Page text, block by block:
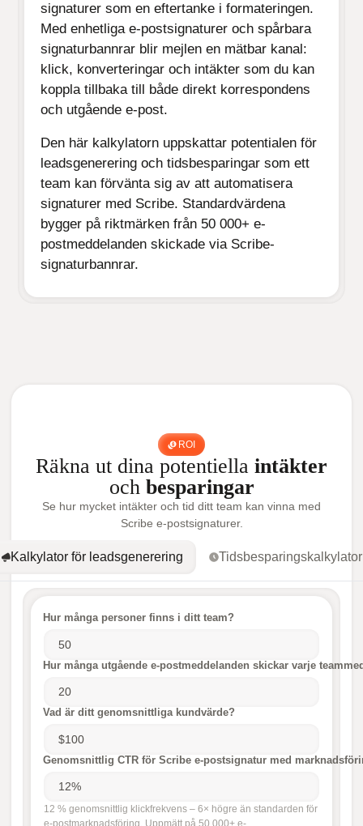
signaturer som en eftertanke i formateringen.
Med enhetliga e-postsignaturer och spårbara
signaturbannrar blir mejlen en mätbar kanal:
klick, konverteringar och intäkter som du kan
koppla tillbaka till både direkt korrespondens
och utgående e-post.
Den här kalkylatorn uppskattar potentialen för
leadsgenerering och tidsbesparingar som ett
team kan förvänta sig av att automatisera
signaturer med Scribe. Standardvärdena
bygger på riktmärken från 50 000+ e-
postmeddelanden skickade via Scribe-
signaturbannrar.
ROI
Räkna ut dina potentiella intäkter
och besparingar
Se hur mycket intäkter och tid ditt team kan vinna med
Scribe e-postsignaturer.
Kalkylator för leadsgenerering Tidsbesparingskalkylator
Hur många personer finns i ditt team?
Hur många utgående e-postmeddelanden skickar varje
Vad är ditt genomsnittliga kundvärde?
Genomsnittlig CTR för Scribe e-postsignatur med
12 % genomsnittlig klickfrekvens – 6× högre än standarden för
e-postmarknadsföring. Uppmätt på 50 000+ e-